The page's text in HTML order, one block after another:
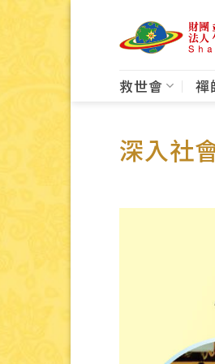
救世會 禪
深入社